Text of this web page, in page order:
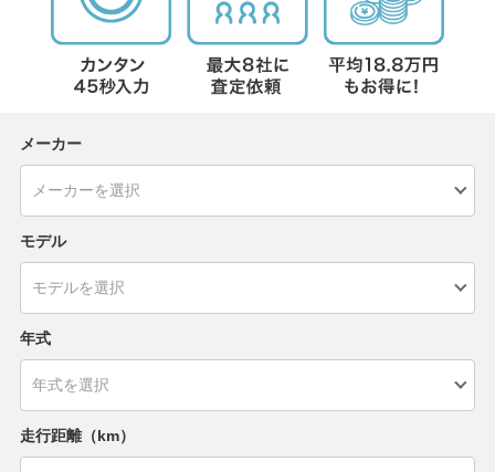
メーカー
モデル
年式
走行距離（km）